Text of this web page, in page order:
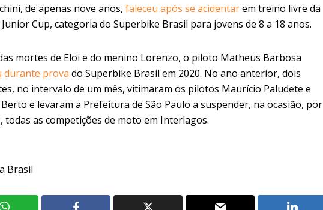
de apenas nove anos, faleceu após se acidentarem treino livre da
Cup, categoria do Superbike Brasil para jovens de 8 a 18 anos.
mortes de Eloi e do menino Lorenzo, o piloto Matheus Barbosa
durante prova do Superbike Brasil em 2020. No ano anterior, dois
no intervalo de um mês, vitimaram os pilotos Maurício Paludete e
e levaram a Prefeitura de São Paulo a suspender, na ocasião, por
todas as competições de moto em Interlagos.
Brasil